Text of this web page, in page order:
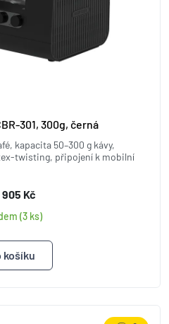
301, 300g, černá
kapacita 50–300 g kávy,
twisting, připojení k mobilní
Kč
(3 ks)